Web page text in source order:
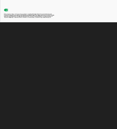
OSJETIO SE I U
Jak
Zemljotres magnitude